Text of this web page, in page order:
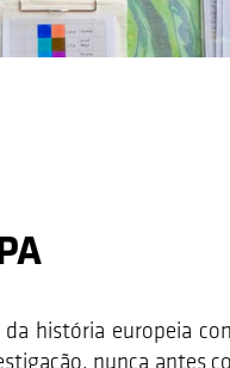
história europeia